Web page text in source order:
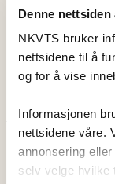
Denne
NKVTS bruker
nettsidene til å
og for å vise
Informasjonen
nettsidene våre.
annonsering
selv velge hvilke
om vold og
til å forebygge
sosiale
stress kan
Om oss
Ansatte